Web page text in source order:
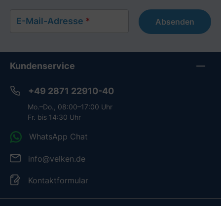
E-Mail-Adresse * Absenden
Kundenservice
+49 2871 22910-40
Mo.–Do., 08:00–17:00 Uhr
Fr. bis 14:30 Uhr
WhatsApp Chat
info@velken.de
Kontaktformular